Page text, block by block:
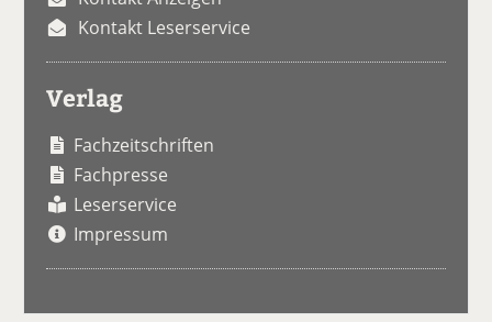
Kontakt Leserservice
Verlag
Fachzeitschriften
Fachpresse
Leserservice
Impressum